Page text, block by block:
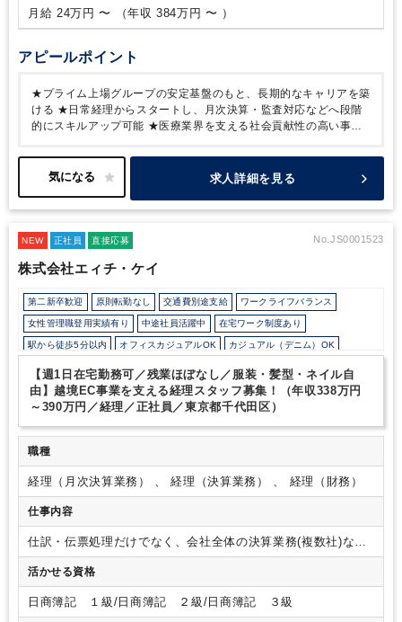
月給 24万円 〜 （年収 384万円 〜 ）
アピールポイント
★プライム上場グループの安定基盤のもと、長期的なキャリアを築
ける ★日常経理からスタートし、月次決算・監査対応などへ段階
的にスキルアップ可能 ★医療業界を支える社会貢献性の高い事業
日・退職金制度など福利厚生が充実★残業月平均15時間程度で、
プライベートとの両立もしやすい
まずは仕訳入力や経費精算、売
じて月次決算や監査対応などへ段階的に業務の幅を広げていけま
サポートを受けながら着実にスキルアップできる環境です。景気
月分・年間休日123日・退職金制度など福利厚生も充実。
求人です。
求人詳細を見る
NEW 正社員 直接応募 No.JS0001523
株式会社エィチ・ケイ
第二新卒歓迎 原則転勤なし 交通費別途支給 ワークライフバランス
女性管理職登用実績有り 中途社員活躍中 在宅ワーク制度あり
駅から徒歩5分以内 オフィスカジュアルOK カジュアル（デニム）OK
外国人がいるグローバルなオフィス 少人数の職場（所属部門の人数3人以下）
【週1日在宅勤務可／残業ほぼなし／服装・髪型・ネイル自
由】越境EC事業を支える経理スタッフ募集！（年収338万円
～390万円／経理／正社員／東京都千代田区）
職種
経理（月次決算業務） 、 経理（決算業務） 、 経理（財務）
仕事内容
仕訳・伝票処理だけでなく、会社全体の決算業務(複数社)など
をお任せします <業務内容詳細>・決算業務（複数社）∟年
次：試算表作成、決算整理、修正仕訳
修正仕訳
∟日次：売掛金・買掛金管理、小口経費管理、出納
管理、伝票整理・支払手配（国内・海外） ・資金繰り管理
活かせる資格
日商簿記 １級/日商簿記 ２級/日商簿記 ３級